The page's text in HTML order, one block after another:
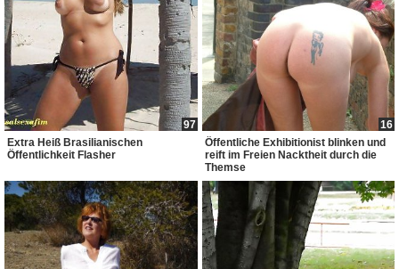
97
Extra Heiß Brasilianischen
Öffentlichkeit Flasher
16
Öffentliche Exhibitionist blinken und
reift im Freien Nacktheit durch die
Themse